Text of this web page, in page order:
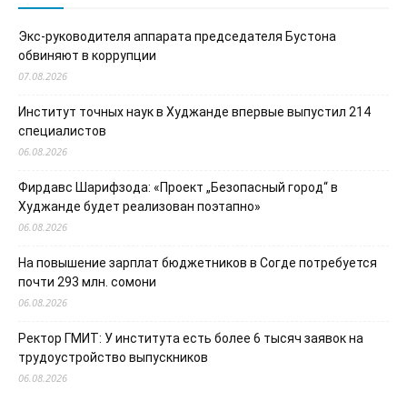
Экс-руководителя аппарата председателя Бустона
обвиняют в коррупции
07.08.2026
Институт точных наук в Худжанде впервые выпустил 214
специалистов
06.08.2026
Фирдавс Шарифзода: «Проект „Безопасный город“ в
Худжанде будет реализован поэтапно»
06.08.2026
На повышение зарплат бюджетников в Согде потребуется
почти 293 млн. сомони
06.08.2026
Ректор ГМИТ: У института есть более 6 тысяч заявок на
трудоустройство выпускников
06.08.2026